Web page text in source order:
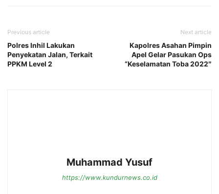
Previous article
Polres Inhil Lakukan
Penyekatan Jalan, Terkait
PPKM Level 2
Next article
Kapolres Asahan Pimpin
Apel Gelar Pasukan Ops
“Keselamatan Toba 2022″
Muhammad Yusuf
https://www.kundurnews.co.id